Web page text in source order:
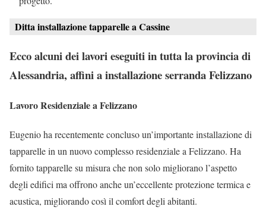
Ditta installazione tapparelle a Cassine
Ecco alcuni dei lavori eseguiti in tutta la provincia di
Alessandria, affini a installazione serranda Felizzano
Lavoro Residenziale a Felizzano
Eugenio ha recentemente concluso un’importante installazione di
tapparelle in un nuovo complesso residenziale a Felizzano. Ha
fornito tapparelle su misura che non solo migliorano l’aspetto
degli edifici ma offrono anche un’eccellente protezione termica e
acustica, migliorando così il comfort degli abitanti.